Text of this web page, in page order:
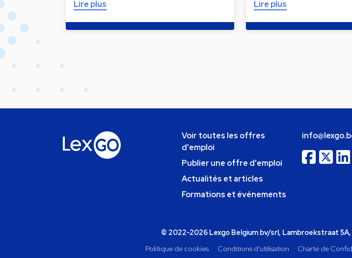
Lire plus Lire plus
Voir toutes les offres
d'emploi
Publier une offre d'emploi
Actualités et articles
Formations et événements
© 2022-2026 Lexgo Belgium bv/srl, Lambroekstraat
Politique de cookies
Conditions d'utilisation Charte de